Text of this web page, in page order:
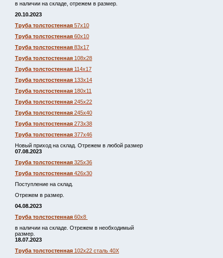
в наличии на складе, отрежем в размер.
20.10.2023
Труба толстостенная 57х10
Труба толстостенная 60х10
Труба толстостенная 83х17
Труба толстостенная 108х28
Труба толстостенная 114х17
Труба толстостенная 133х14
Труба толстостенная 180х11
Труба толстостенная 245х22
Труба толстостенная 245х40
Труба толстостенная 273х38
Труба толстостенная 377х46
Новый приход на склад. Отрежем в любой размер
07.08.2023
Труба толстостенная 325х36
Труба толстостенная 426х30
Поступление на склад.
Отрежем в размер.
04.08.2023
Труба толстостенная 60х8
в наличии на складе. Отрежем в необходимый
размер.
18.07.2023
Труба толстостенная 102х22 сталь 40Х